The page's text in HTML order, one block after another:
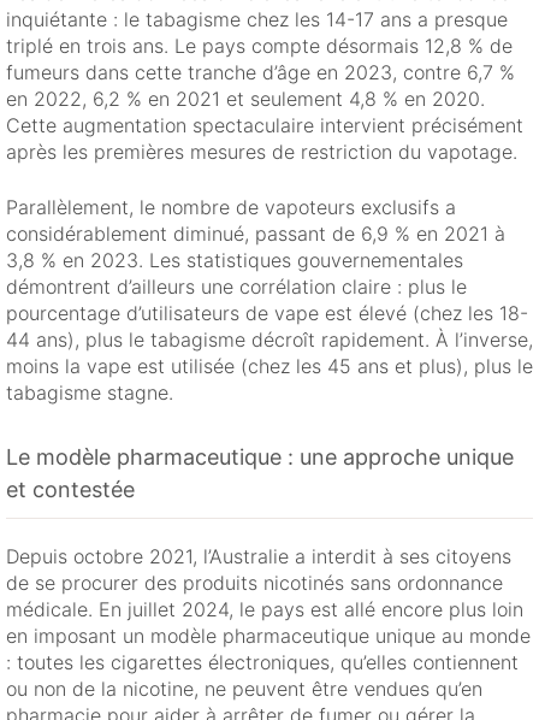
inquiétante : le tabagisme chez les 14-17 ans a presque
triplé en trois ans. Le pays compte désormais 12,8 % de
fumeurs dans cette tranche d’âge en 2023, contre 6,7 %
en 2022, 6,2 % en 2021 et seulement 4,8 % en 2020.
Cette augmentation spectaculaire intervient précisément
après les premières mesures de restriction du vapotage.
Parallèlement, le nombre de vapoteurs exclusifs a
considérablement diminué, passant de 6,9 % en 2021 à
3,8 % en 2023. Les statistiques gouvernementales
démontrent d’ailleurs une corrélation claire : plus le
pourcentage d’utilisateurs de vape est élevé (chez les 18-
44 ans), plus le tabagisme décroît rapidement. À l’inverse,
moins la vape est utilisée (chez les 45 ans et plus), plus le
tabagisme stagne.
Le modèle pharmaceutique : une approche unique
et contestée
Depuis octobre 2021, l’Australie a interdit à ses citoyens
de se procurer des produits nicotinés sans ordonnance
médicale. En juillet 2024, le pays est allé encore plus loin
en imposant un modèle pharmaceutique unique au monde
: toutes les cigarettes électroniques, qu’elles contiennent
ou non de la nicotine, ne peuvent être vendues qu’en